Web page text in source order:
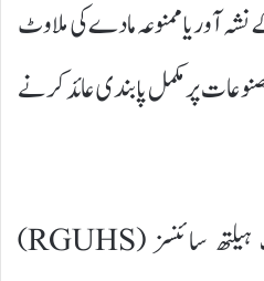
آور یا ممنوعہ مادے کی ملاوٹ
پر مکمل پابندی عائد کرنے
راجیو گاندھی یونیورسٹی آف ہیلتھ سائنسز (RGUHS)